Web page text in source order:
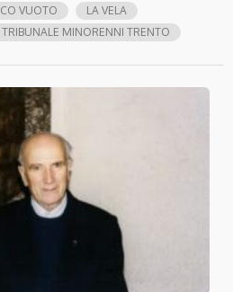
VUOTO
LA VELA
TRIBUNALE MINORENNI TRENTO